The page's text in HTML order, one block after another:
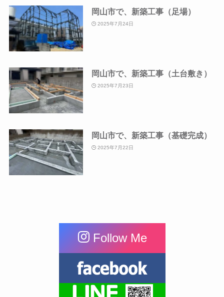
岡山市で、新築工事（足場）
2025年7月24日
岡山市で、新築工事（土台敷き）
2025年7月23日
岡山市で、新築工事（基礎完成）
2025年7月22日
Follow Me